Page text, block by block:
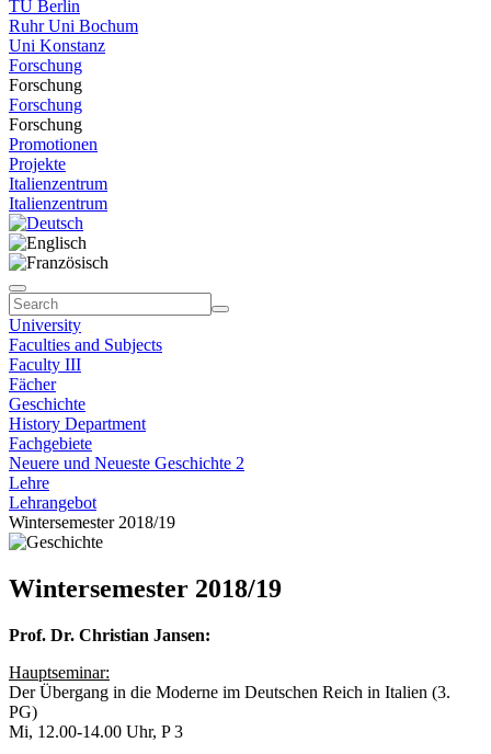
TU Berlin
Ruhr Uni Bochum
Uni Konstanz
Forschung
Forschung
Forschung
Forschung
Promotionen
Projekte
Italienzentrum
Italienzentrum
University
Faculties and Subjects
Faculty III
Fächer
Geschichte
History Department
Fachgebiete
Neuere und Neueste Geschichte 2
Lehre
Lehrangebot
Wintersemester 2018/19
Wintersemester 2018/19
Prof. Dr. Christian Jansen:
Hauptseminar:
Der Übergang in die Moderne im Deutschen Reich in Italien (3.
PG)
Mi, 12.00-14.00 Uhr, P 3